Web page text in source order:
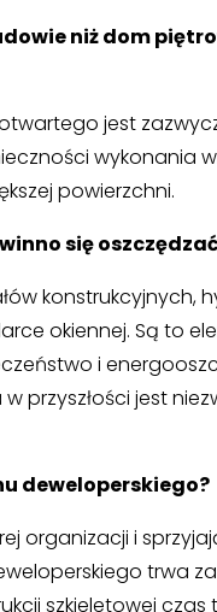
niż dom
jest
wykonania
powierzchni.
się
konstrukcyjnych,
okiennej. Są to
i
przyszłości jest
deweloperskiego?
organizacji i
trwa
szkieletowej czas